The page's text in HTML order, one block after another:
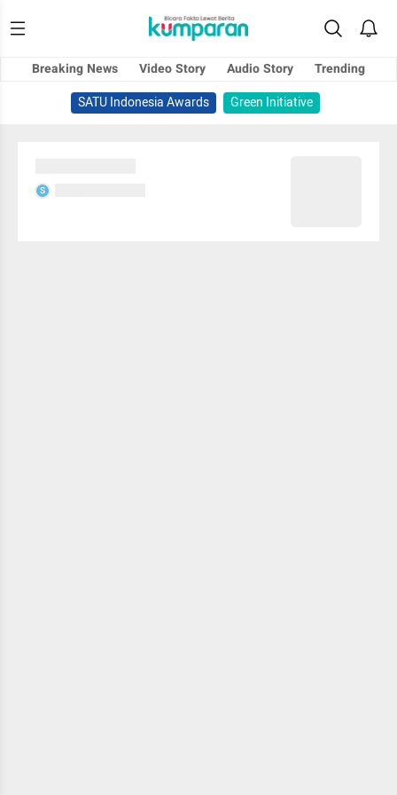
Breaking News Video Story Audio Story
Trending
SATU Indonesia Awards
Green Initiative
S